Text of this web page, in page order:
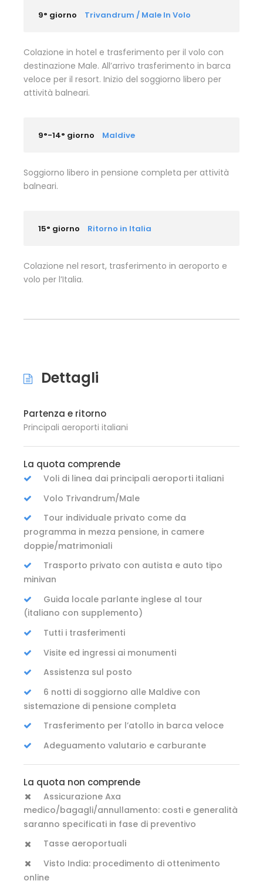
9° giorno Trivandrum / Male In Volo
Colazione in hotel e trasferimento per il volo con
destinazione Male. All’arrivo trasferimento in barca
veloce per il resort. Inizio del soggiorno libero per
attività balneari.
9°-14° giorno Maldive
Soggiorno libero in pensione completa per attività
balneari.
15° giorno Ritorno in Italia
Colazione nel resort, trasferimento in aeroporto e
volo per l’Italia.
Dettagli
Partenza e ritorno
Principali aeroporti italiani
La quota comprende
Voli di linea dai principali aeroporti italiani
Volo Trivandrum/Male
Tour individuale privato come da
programma in mezza pensione, in camere
doppie/matrimoniali
Trasporto privato con autista e auto tipo
minivan
Guida locale parlante inglese al tour
(italiano con supplemento)
Tutti i trasferimenti
Visite ed ingressi ai monumenti
Assistenza sul posto
6 notti di soggiorno alle Maldive con
sistemazione di pensione completa
Trasferimento per l’atollo in barca veloce
Adeguamento valutario e carburante
La quota non comprende
Assicurazione Axa
medico/bagagli/annullamento: costi e generalità
saranno specificati in fase di preventivo
Tasse aeroportuali
Visto India: procedimento di ottenimento
online